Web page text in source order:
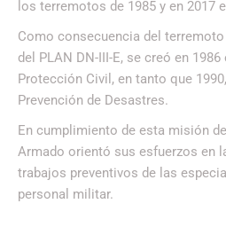
los terremotos de 1985 y en 2017
Como consecuencia del
del PLAN DN-III-E, se creó en
Protección Civil, en tanto que
Prevención de Desastres.
En cumplimiento de esta misión
Armado orientó sus esfuerzos en
trabajos preventivos de las
personal militar.